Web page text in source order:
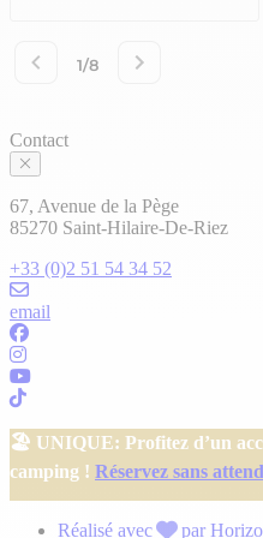
Contact
67, Avenue de la Pège
85270 Saint-Hilaire-De-Riez
+33 (0)2 51 54 34 52
email
🏖️ UNIQUE: Profitez d’un
camping ! Réservez sans
Réalisé avec par